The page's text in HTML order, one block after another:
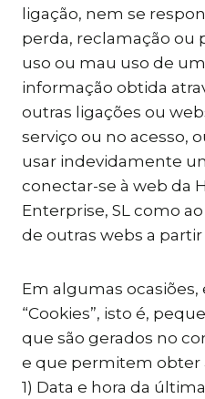
ligação, nem se
perda, reclamação ou
uso ou mau uso de
informação obtida
outras ligações ou
serviço ou no acesso,
usar indevidamente
conectar-se à web da
Enterprise, SL como
de outras webs a partir
Em algumas ocasiões,
“Cookies”, isto é,
que são gerados no
e que permitem obter
1) Data e hora da